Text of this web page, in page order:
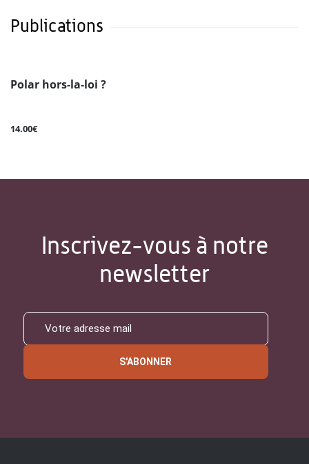
Publications
Polar hors-la-loi ?
14.00€
Inscrivez-vous à notre
newsletter
S'ABONNER